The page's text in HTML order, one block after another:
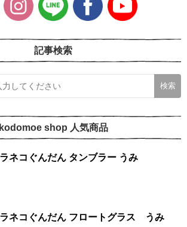
記事検索
kodomoe shop 人気商品
ノラネコぐんだん タンブラー うみ
ノラネコぐんだん フロートグラス うみ